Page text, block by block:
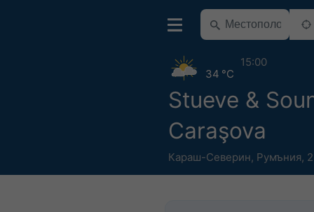
Stueve &
Caraşova
Караш-Северин, Румъния,
34 °C
15:00